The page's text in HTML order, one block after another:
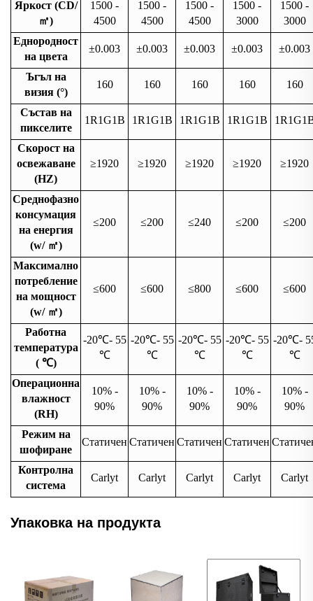
Яркост (CD/
㎡)
1500 -
4500
1500 -
4500
1500 -
4500
1500 -
3000
1500 -
3000
Еднородност
на цвета
±0.003 ±0.003 ±0.003 ±0.003 ±0.003
Ъгъл на
визия (°)
160 160 160 160 160
Състав на
пикселите
1R1G1B 1R1G1B 1R1G1B 1R1G1B
Скорост на
освежаване
(HZ)
≥1920 ≥1920 ≥1920 ≥1920 ≥1920
Среднофазно
консумация
на енергия
(w/ ㎡)
≤200 ≤200 ≤240 ≤200 ≤200
Максимално
потребление
на мощност
(w/ ㎡)
≤600 ≤600 ≤800 ≤600 ≤600
Работна
температура
( ℃)
-20℃- 55
℃
-20℃- 55
℃
-20℃- 55
℃
-20℃- 55
℃
-20℃-
℃
Операционна
влажност
(RH)
10% -
90%
10% -
90%
10% -
90%
10% -
90%
10% -
90%
Режим на
шофиране
Статичен Статичен Статичен Статичен
Контролна
система
Carlyt Carlyt Carlyt Carlyt Carlyt
Упаковка на продукта